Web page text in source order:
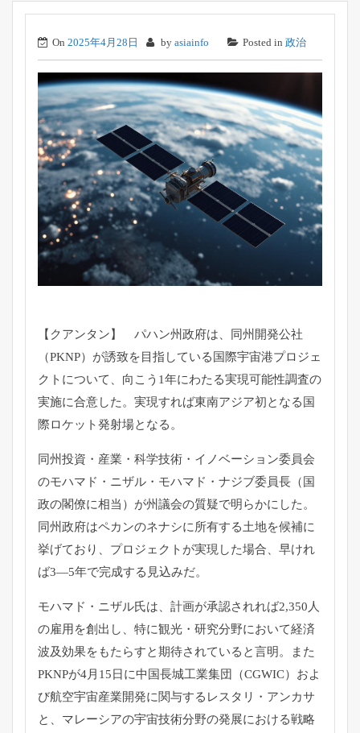
On 2025年4月28日 by asiainfo Posted in 政治
【クアンタン】 パハン州政府は、同州開発公社
（PKNP） が誘致を目指している国際宇宙港プロジェ
クトについて、 向こう1年にわたる実現可能性調査の
実施に合意した。 実現すれば東南アジア初となる国
際ロケット発射場となる。
同州投資・産業・科学技術・イノベーション委員会
のモハマド・ ニザル・モハマド・ナジブ委員長（国
政の閣僚に相当） が州議会の質疑で明らかにした。
同州政府はペカンのネナシに所有する土地を候補に
挙げており、 プロジェクトが実現した場合、早けれ
ば3―5年で完成する見込みだ。
モハマド・ニザル氏は、計画が承認されれば2,350人
の雇用を創出し、特に観光・ 研究分野において経済
波及効果をもたらすと期待されていると言明 。また
PKNPが4月15日に中国長城工業集団（CGWIC） およ
び航空宇宙産業開発に関与するレスタリ・アンカサ
と、 マレーシアの宇宙技術分野の発展における戦略